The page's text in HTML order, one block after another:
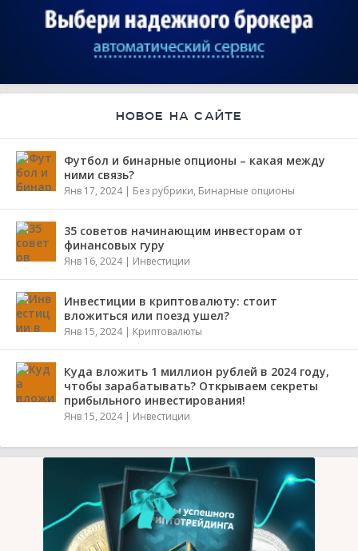
НОВОЕ НА САЙТЕ
Футбол и бинарные опционы – какая между
ними связь?
Янв 17, 2024| Без рубрики, Бинарные опционы
35 советов начинающим инвесторам от
финансовых гуру
Янв 16, 2024| Инвестиции
Инвестиции в криптовалюту: стоит
вложиться или поезд ушел?
Янв 15, 2024| Криптовалюты
Куда вложить 1 миллион рублей в 2024 году,
чтобы зарабатывать? Открываем секреты
прибыльного инвестирования!
Янв 15, 2024| Инвестиции